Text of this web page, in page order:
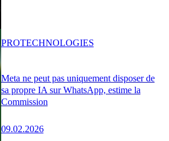
Meta ne peut pas uniquement disposer de
sa propre IA sur WhatsApp, estime la
Commission
09.02.2026
PROTECHNOLOGIES